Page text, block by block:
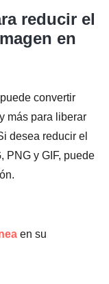
reducir el
en
convertir
más para liberar
desea reducir el
PNG y GIF, puede
en su